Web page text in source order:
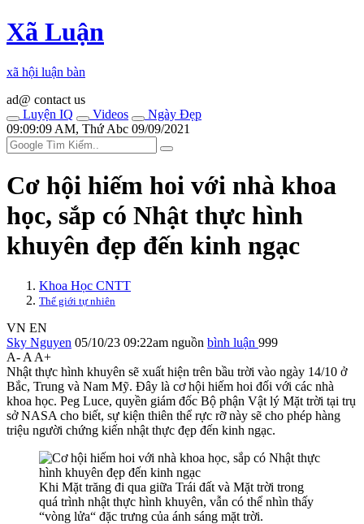
Xã Luận
xã hội luận bàn
ad@ contact us
Luyện IQ
Videos
Ngày Đẹp
09:09:09 AM, Thứ Abc 09/09/2021
Cơ hội hiếm hoi với nhà khoa
học, sắp có Nhật thực hình
khuyên đẹp đến kinh ngạc
Khoa Học CNTT
Thế giới tự nhiên
VN EN
Sky Nguyen 05/10/23 09:22am nguồn bình luận 999
A- A A+
Nhật thực hình khuyên sẽ xuất hiện trên bầu trời vào ngày 14/10 ở
Bắc, Trung và Nam Mỹ. Đây là cơ hội hiếm hoi đối với các nhà
khoa học. Peg Luce, quyền giám đốc Bộ phận Vật lý Mặt trời tại trụ
sở NASA cho biết, sự kiện thiên thể rực rỡ này sẽ cho phép hàng
triệu người chứng kiến nhật thực đẹp đến kinh ngạc.
Khi Mặt trăng đi qua giữa Trái đất và Mặt trời trong
quá trình nhật thực hình khuyên, vẫn có thể nhìn thấy
“vòng lửa“ đặc trưng của ánh sáng mặt trời.